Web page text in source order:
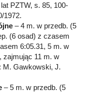
PZTW, s. 85, 100-
1972.
– 4 m. w przedb. (5
(6 osad) z czasem
6:05.31, 5 m. w
zajmując 11 m. w
M. Gawkowski, J.
– 5 m. w przedb. (5